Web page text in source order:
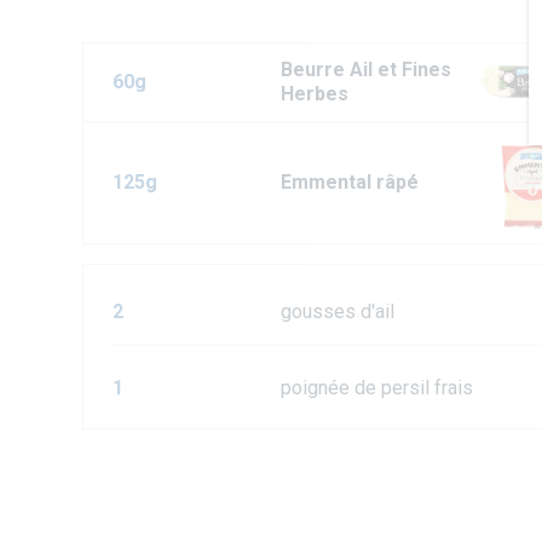
60g
Beurre Ail et Fines
Herbes
125g Emmental râpé
2 gousses d'ail
1 poignée de persil frais